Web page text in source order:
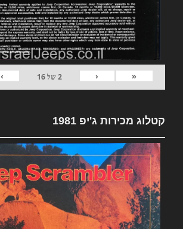
«
‹
2של16
›
קטלוג מכירות ג'יפ 1981